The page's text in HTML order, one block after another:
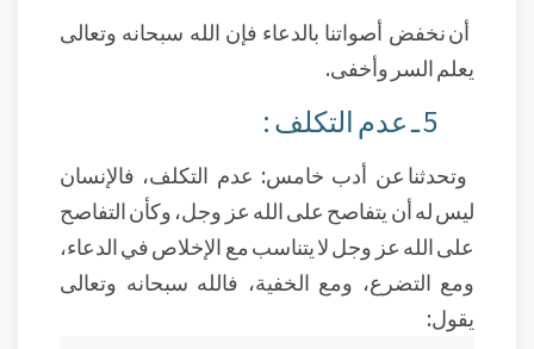
أن نخفض أصواتنا بالدعاء فإن الله سبحانه وتعالى
يعلم السر وأخفى.
5 ـ عدم التكلف :
وتحدثنا عن أدب خامس: عدم التكلف، فالإنسان
ليس له أن يتفاصح على الله عز وجل، وكأن التفاصح
على الله عز وجل لا يتناسب مع الإخلاص في الدعاء،
ومع التضرع، ومع الخفية، فالله سبحانه وتعالى
يقول: